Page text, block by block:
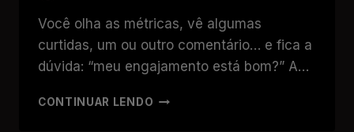
Você olha as métricas, vê algumas
curtidas, um ou outro comentário… e fica a
dúvida: “meu engajamento está bom?” A…
CONTINUAR LENDO